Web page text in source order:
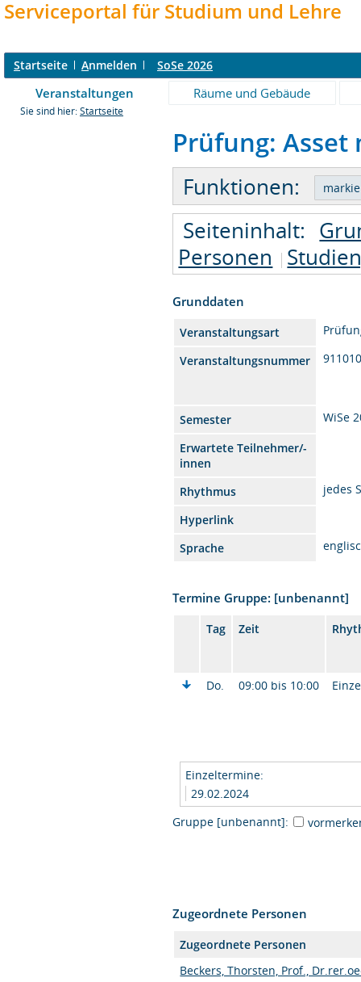
Serviceportal für Studium und Lehre
Startseite Anmelden SoSe 2026
Veranstaltungen Räume und Gebäude
Sie sind hier: Startseite
Prüfung:
Funktionen:
Seiteninhalt:
Personen
Grunddaten
Veranstaltungsart
Veranstaltungsnummer
Semester
WiSe
Erwartete Teilnehmer/-
innen
Rhythmus
jedes
Hyperlink
Sprache
Termine Gruppe: [unbenannt]
Tag Zeit
Do. 09:00 bis 10:00
Einzeltermine:
29.02.2024
Gruppe [unbenannt]:
Zugeordnete Personen
Zugeordnete Personen
Beckers, Thorsten, Prof.,